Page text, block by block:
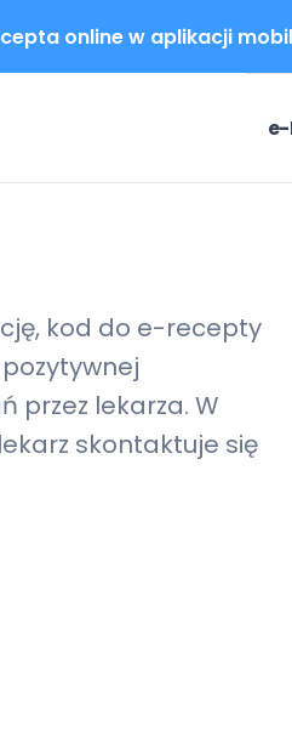
online w aplikacji
kod do e-recepty
przez lekarza. W
skontaktuje się